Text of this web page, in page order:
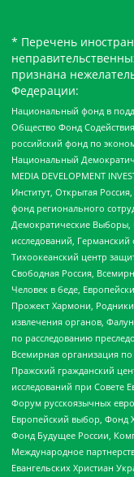
* Перечень
признана
Федерации:
Национальный фонд в
Общество Фонд
российский фонд по
Национальный
MEDIA DEVELOPMENT
Институт, Открытая
фонд регионального
Демократические
исследований,
Тихоокеанский центр
Свободная Россия,
Человек в беде,
Прожект Хармони,
извлечения органов,
по расследованию
Всемирная организация
Пражский гражданский
исследований при Совете
Форум русскоязычных
Европейский выбор, Фонд
Фонд Будущее России,
Международное
Евангельских Христиан